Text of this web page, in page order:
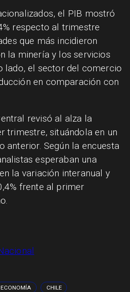
el PIB mostró
respecto al trimestre
que más incidieron
la minería y los servicios
lado, el sector del comercio
en comparación con
revisó al alza la
trimestre, situándola en un
anterior. Según la encuesta
esperaban una
la variación interanual y
frente al primer
ECONOMÍA CHILE